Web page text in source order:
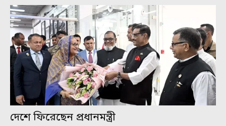
দেশে ফিরেছেন প্রধানমন্ত্রী